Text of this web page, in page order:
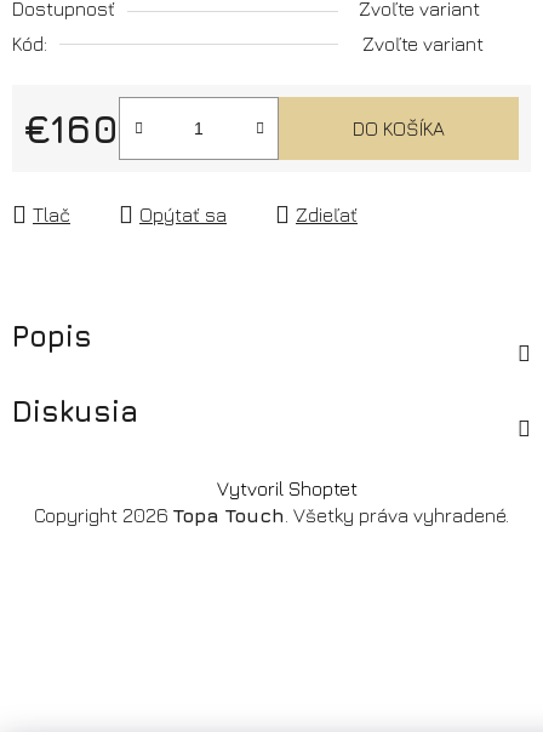
Dostupnosť
Zvoľte variant
Kód:
Zvoľte variant
€160
Jednotková cena:
DO KOŠÍKA
Tlač Opýtať sa Zdieľať
Popis
Diskusia
Vytvoril Shoptet
Copyright 2026 Topa Touch . Všetky práva vyhradené.